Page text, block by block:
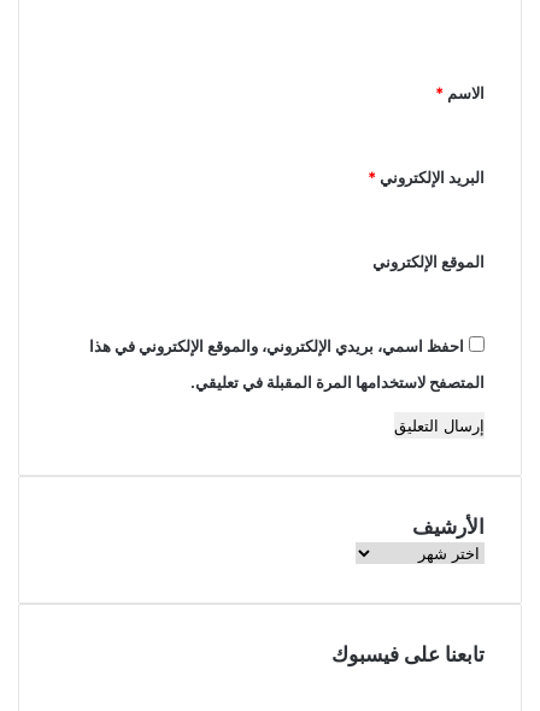
ق
الاسم *
البريد الإلكتروني*
الموقع الإلكتروني
احفظ اسمي، بريدي الإلكتروني، والموقع الإلكتروني في هذا
المتصفح لاستخدامها المرة المقبلة في تعليقي.
الأرشيف
الأرشيف
تابعنا على فيسبوك